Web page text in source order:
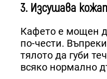
3. Изсушава
Кафето е мощен
по-чести.
тялото да губи
всяко нормално